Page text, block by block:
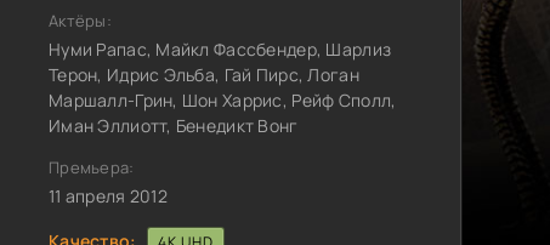
Актёры:
Нуми Рапас, Майкл Фассбендер, Шарлиз
Терон, Идрис Эльба, Гай Пирс, Логан
Маршалл-Грин, Шон Харрис, Рейф Сполл,
Иман Эллиотт, Бенедикт Вонг
Премьера:
11 апреля 2012